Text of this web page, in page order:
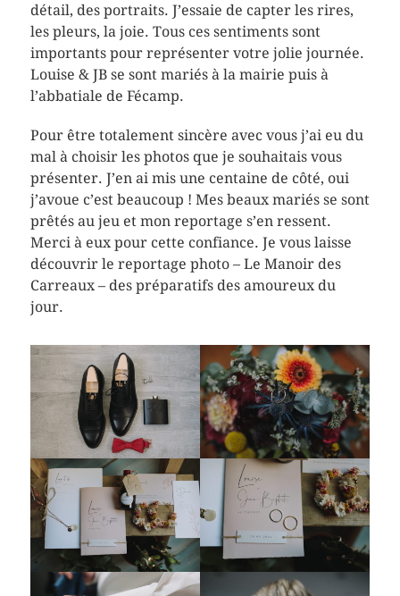
détail, des portraits. J’essaie de capter les rires,
les pleurs, la joie. Tous ces sentiments sont
importants pour représenter votre jolie journée.
Louise & JB se sont mariés à la mairie puis à
l’abbatiale de Fécamp.
Pour être totalement sincère avec vous j’ai eu du
mal à choisir les photos que je souhaitais vous
présenter. J’en ai mis une centaine de côté, oui
j’avoue c’est beaucoup ! Mes beaux mariés se sont
prêtés au jeu et mon reportage s’en ressent.
Merci à eux pour cette confiance. Je vous laisse
découvrir le reportage photo – Le Manoir des
Carreaux – des préparatifs des amoureux du
jour.